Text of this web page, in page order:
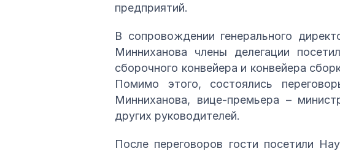
предприятий.
В сопровождении генерального
Минниханова члены делегации
сборочного конвейера и конвейера
Помимо этого, состоялись
Минниханова, вице-премьера –
других руководителей.
После переговоров гости посетили